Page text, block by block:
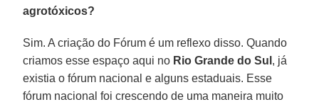
agrotóxicos?
Sim. A criação do Fórum é um reflexo disso. Quando
criamos esse espaço aqui no Rio Grande do Sul , já
existia o fórum nacional e alguns estaduais. Esse
fórum nacional foi crescendo de uma maneira muito